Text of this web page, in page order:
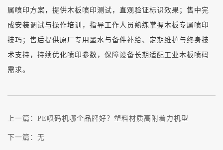
属喷印方案，提供木板喷印测试，直观验证标识效果；售中完
成安装调试与操作培训，指导工作人员熟练掌握木板专属喷印
技巧；售后提供原厂专用墨水与备件补给、定期维护与终身技
术支持，持续优化喷印参数，保障设备长期适配工业木板喷码
需求。
上一篇： PE喷码机哪个品牌好？塑料材质高附着力机型
下一篇： 无